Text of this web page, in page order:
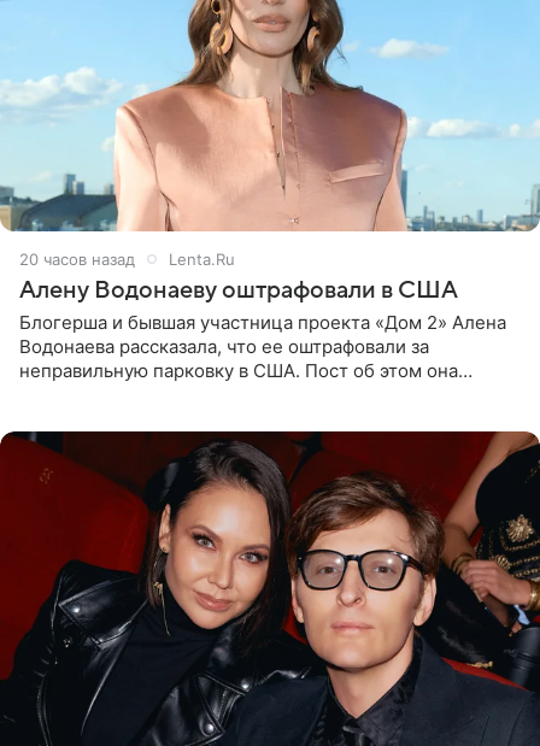
20 часов назад Lenta.Ru
Алену Водонаеву оштрафовали в США
Блогерша и бывшая участница проекта «Дом 2» Алена
Водонаева рассказала, что ее оштрафовали за
неправильную парковку в США. Пост об этом она